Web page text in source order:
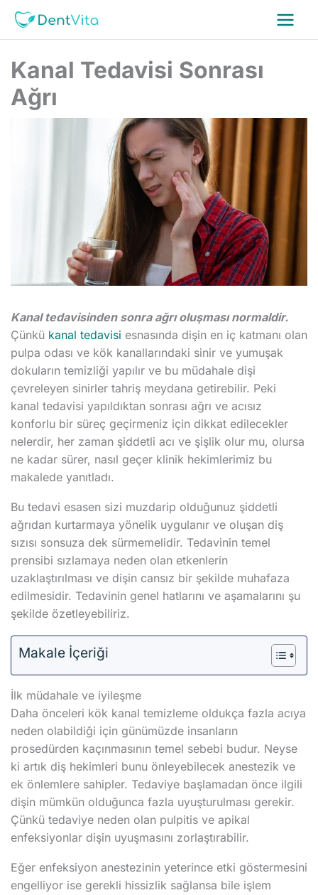
İçeriğe
atla
Kanal Tedavisi Sonrası
Ağrı
Kanal tedavisinden sonra ağrı oluşması normaldir.
Çünkü kanal tedavisi esnasında dişin en iç katmanı olan
pulpa odası ve kök kanallarındaki sinir ve yumuşak
dokuların temizliği yapılır ve bu müdahale dişi
çevreleyen sinirler tahriş meydana getirebilir. Peki
kanal tedavisi yapıldıktan sonrası ağrı ve acısız
konforlu bir süreç geçirmeniz için dikkat edilecekler
nelerdir, her zaman şiddetli acı ve şişlik olur mu, olursa
ne kadar sürer, nasıl geçer klinik hekimlerimiz bu
makalede yanıtladı.
Bu tedavi esasen sizi muzdarip olduğunuz şiddetli
ağrıdan kurtarmaya yönelik uygulanır ve oluşan diş
sızısı sonsuza dek sürmemelidir. Tedavinin temel
prensibi sızlamaya neden olan etkenlerin
uzaklaştırılması ve dişin cansız bir şekilde muhafaza
edilmesidir. Tedavinin genel hatlarını ve aşamalarını şu
şekilde özetleyebiliriz.
Makale İçeriği
İlk müdahale ve iyileşme
Daha önceleri kök kanal temizleme oldukça fazla acıya
neden olabildiği için günümüzde insanların
prosedürden kaçınmasının temel sebebi budur. Neyse
ki artık diş hekimleri bunu önleyebilecek anestezik ve
ek önlemlere sahipler. Tedaviye başlamadan önce ilgili
dişin mümkün olduğunca fazla uyuşturulması gerekir.
Çünkü tedaviye neden olan pulpitis ve apikal
enfeksiyonlar dişin uyuşmasını zorlaştırabilir.
Eğer enfeksiyon anestezinin yeterince etki göstermesini
engelliyor ise gerekli hissizlik sağlansa bile işlem